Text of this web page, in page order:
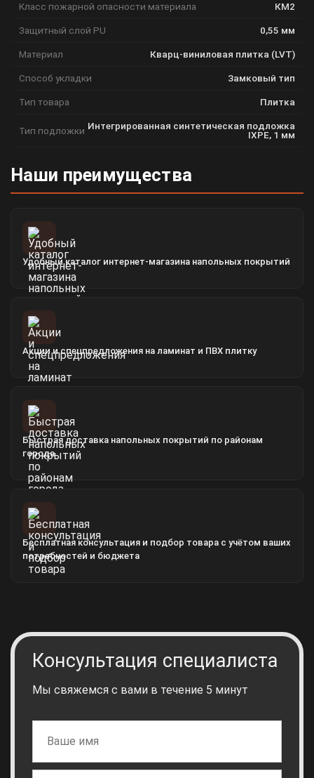
Класс пожарной опасности материала КМ2
Защитный слой PU 0,55 мм
Материал Кварц-виниловая плитка (LVT)
Способ укладки Замковый тип
Тип товара Плитка
Тип подложки Интегрированная синтетическая подложка
IXPE, 1 мм
Наши преимущества
Удобный каталог интернет-магазина напольных покрытий
Акции и спецпредложения на ламинат и ПВХ плитку
Быстрая доставка напольных покрытий по районам
города
Бесплатная консультация и подбор товара с учётом ваших
потребностей и бюджета
Консультация специалиста
Мы свяжемся с вами в течение 5 минут